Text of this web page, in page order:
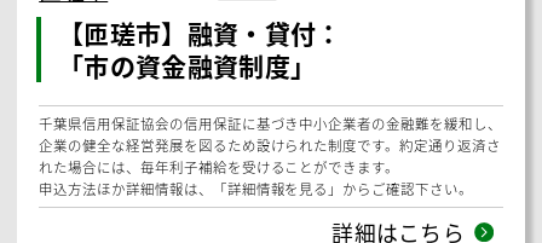
【神崎町】税制：
「神崎町企業版ふるさと納税（地方創
生応援税制）」
【企業版ふるさと納税（地方創生応援税制）とは】
平成28年度に創設された企業版ふるさと納税は、国が認定した地域再
生計画に位置付けられる地方公共団体の地方創生プロジェクトに対して
企業が寄附を行った場合に、法人関係税から税額控除する仕組みです。
神崎町では、この制度を活用して企業の皆様からの寄附を募り、「神崎